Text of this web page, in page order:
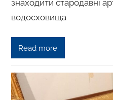
знаходити стародавні
водосховища
Read more